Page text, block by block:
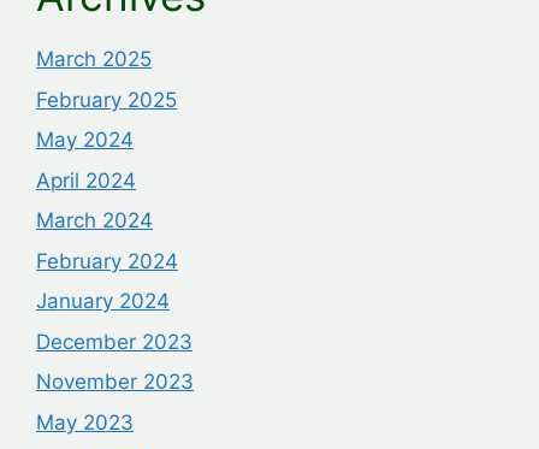
March 2025
February 2025
May 2024
April 2024
March 2024
February 2024
January 2024
December 2023
November 2023
May 2023